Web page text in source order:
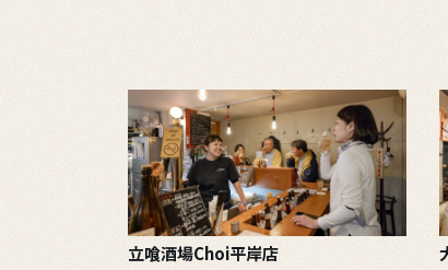
立喰酒場Choi平岸店